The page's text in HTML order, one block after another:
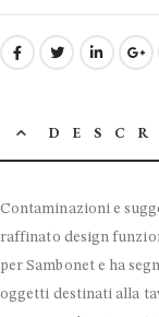
Contaminazioni e
raffinato design
per Sambonet e ha
oggetti destinati alla